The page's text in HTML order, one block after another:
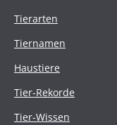
Tierarten
Tiernamen
Haustiere
Tier-Rekorde
Tier-Wissen